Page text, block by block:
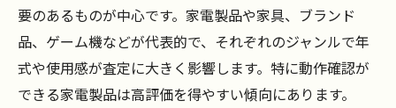
要のあるものが中心です。家電製品や家具、ブランド
品、ゲーム機などが代表的で、それぞれのジャンルで年
式や使用感が査定に大きく影響します。特に動作確認が
できる家電製品は高評価を得やすい傾向にあります。